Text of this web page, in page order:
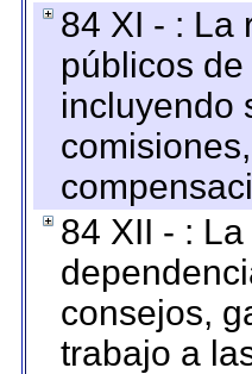
84 XI - : La
públicos
incluyendo
84 XII - :
consejos,
trabajo a